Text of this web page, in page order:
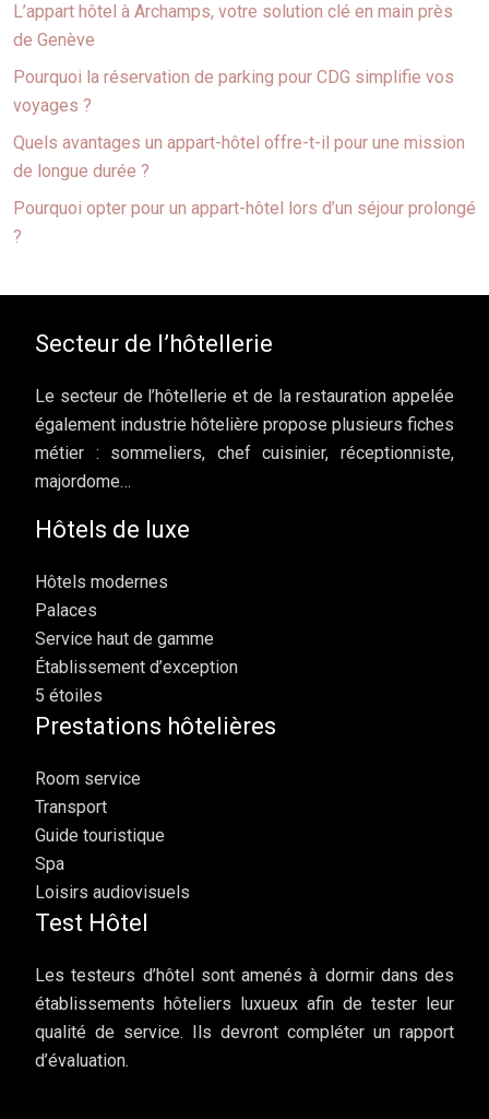
L’appart hôtel à Archamps, votre solution clé en main près
de Genève
Pourquoi la réservation de parking pour CDG simplifie vos
voyages ?
Quels avantages un appart-hôtel offre-t-il pour une mission
de longue durée ?
Pourquoi opter pour un appart-hôtel lors d’un séjour prolongé
?
Secteur de l’hôtellerie
Le secteur de l’hôtellerie et de la restauration appelée
également industrie hôtelière propose plusieurs fiches
métier : sommeliers, chef cuisinier, réceptionniste,
majordome…
Hôtels de luxe
Hôtels modernes
Palaces
Service haut de gamme
Établissement d’exception
5 étoiles
Prestations hôtelières
Room service
Transport
Guide touristique
Spa
Loisirs audiovisuels
Test Hôtel
Les testeurs d’hôtel sont amenés à dormir dans des
établissements hôteliers luxueux afin de tester leur
qualité de service. Ils devront compléter un rapport
d’évaluation.